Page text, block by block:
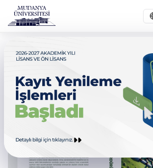
Öğretim üyelerimizin
Editörlüğünü Yaptığı
Yayınlandı